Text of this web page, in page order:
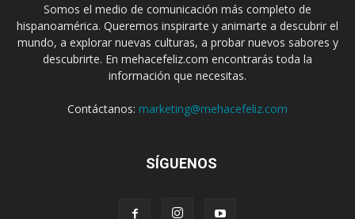
Somos el medio de comunicación más completo de
hispanoamérica. Queremos inspirarte y animarte a descubrir el
mundo, a explorar nuevas culturas, a probar nuevos sabores y
descubrirte. En mehacefeliz.com encontrarás toda la
información que necesitas.
Contáctanos: marketing@mehacefeliz.com
SÍGUENOS